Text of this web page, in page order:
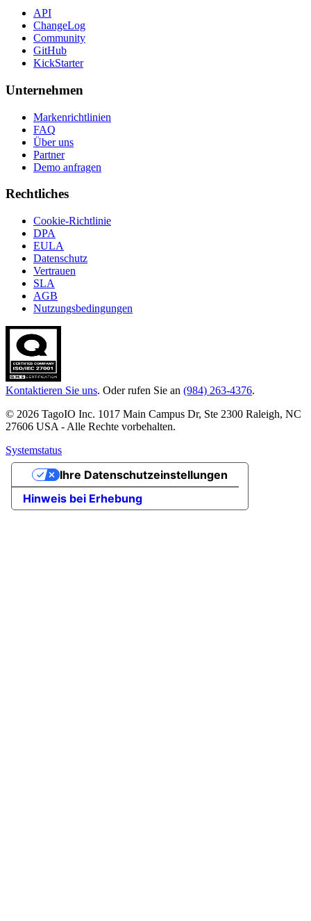
API
ChangeLog
Community
GitHub
KickStarter
Unternehmen
Markenrichtlinien
FAQ
Über uns
Partner
Demo anfragen
Rechtliches
Cookie-Richtlinie
DPA
EULA
Datenschutz
Vertrauen
SLA
AGB
Nutzungsbedingungen
Kontaktieren Sie uns. Oder rufen Sie an (984) 263-4376.
© 2026 TagoIO Inc. 1017 Main Campus Dr, Ste 2300 Raleigh, NC
27606 USA - Alle Rechte vorbehalten.
Systemstatus
Hinweis bei Erhebung
Ihre Datenschutzeinstellungen